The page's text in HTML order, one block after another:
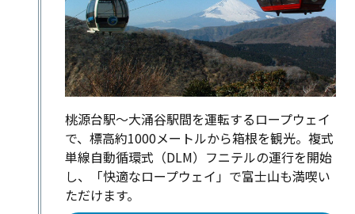
桃源台駅～大涌谷駅間を運転するロープウェイ
で、標高約1000メートルから箱根を観光。複式
単線自動循環式（DLM）フニテルの運行を開始
し、「快適なロープウェイ」で富士山も満喫い
ただけます。